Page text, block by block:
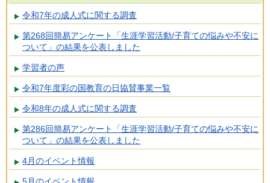
令和7年の成人式に関する調査
第268回簡易アンケート「生涯学習活動/子育ての悩みや不安に
ついて」の結果を公表しました
学習者の声
令和7年度彩の国教育の日協賛事業一覧
令和8年の成人式に関する調査
第286回簡易アンケート「生涯学習活動/子育ての悩みや不安に
ついて」の結果を公表しました
4月のイベント情報